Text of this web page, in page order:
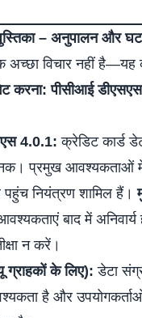
– अनुपालन और
अच्छा विचार नहीं है—यह
करना: पीसीआई
4.0.1: क्रेडिट कार्ड
प्रमुख आवश्यकताओं
पहुंच नियंत्रण शामिल हैं।
बाद में अनिवार्य
न करें।
ग्राहकों के लिए): डेटा
है और